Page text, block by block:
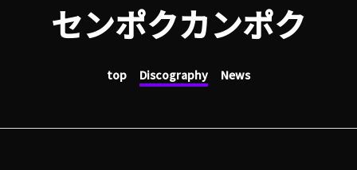
Questions
センポクカンポク
top Discography News